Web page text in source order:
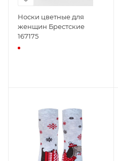
Носки цветные для
женщин Брестские
167175